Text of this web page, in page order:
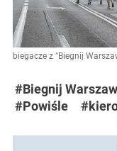
biegacze z "Biegnij
#Biegnij
#Powiśle